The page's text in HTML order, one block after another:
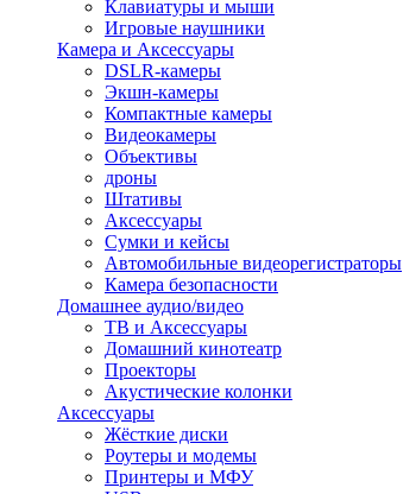
Клавиатуры и мыши
Игровые наушники
Камера и Аксессуары
DSLR-камеры
Экшн-камеры
Компактные камеры
Видеокамеры
Объективы
дроны
Штативы
Аксессуары
Сумки и кейсы
Автомобильные видеорегистраторы
Камера безопасности
Домашнее аудио/видео
ТВ и Аксессуары
Домашний кинотеатр
Проекторы
Акустические колонки
Аксессуары
Жёсткие диски
Роутеры и модемы
Принтеры и МФУ